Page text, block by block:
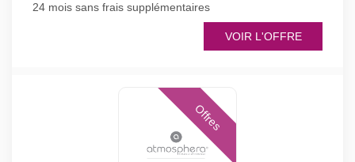
24 mois sans frais supplémentaires
VOIR L'OFFRE
Offres